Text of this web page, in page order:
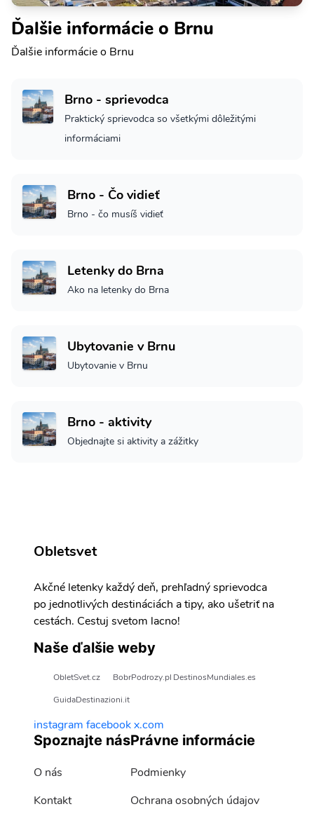
Ďalšie informácie o Brnu
Ďalšie informácie o Brnu
Brno - sprievodca
Praktický sprievodca so všetkými dôležitými
informáciami
Brno - Čo vidieť
Brno - čo musíš vidieť
Letenky do Brna
Ako na letenky do Brna
Ubytovanie v Brnu
Ubytovanie v Brnu
Brno - aktivity
Objednajte si aktivity a zážitky
Obletsvet
Akčné letenky každý deň, prehľadný sprievodca
po jednotlivých destináciách a tipy, ako ušetriť na
cestách. Cestuj svetom lacno!
Naše ďalšie weby
ObletSvet.cz BobrPodrozy.pl DestinosMundiales.es
GuidaDestinazioni.it
instagram facebookx.com
Spoznajte nás
O nás
Kontakt
Právne informácie
Podmienky
Ochrana osobných údajov